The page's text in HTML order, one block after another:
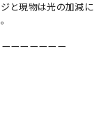
と現物は光の加減に
ーーーーーー